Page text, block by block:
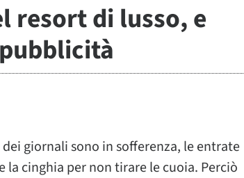
resort di lusso, e
giornali sono in sofferenza, le entrate
cinghia per non tirare le cuoia. Perciò